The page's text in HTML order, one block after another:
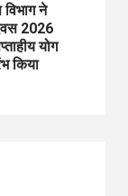
ने
2026
योग
किया